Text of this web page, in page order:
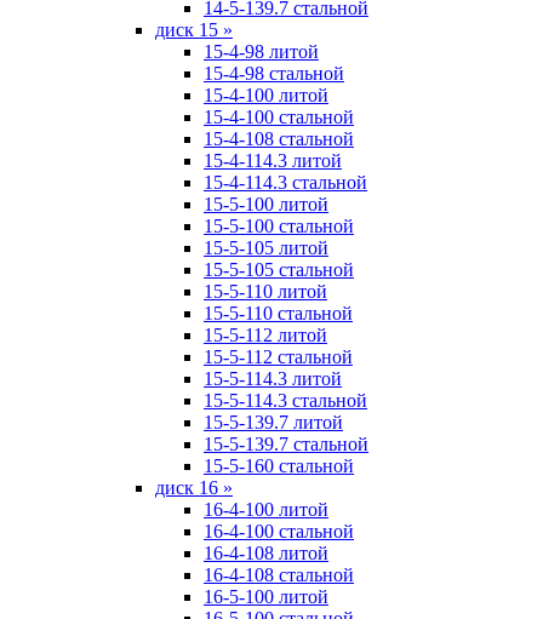
14-5-139.7 стальной
диск 15 »
15-4-98 литой
15-4-98 стальной
15-4-100 литой
15-4-100 стальной
15-4-108 стальной
15-4-114.3 литой
15-4-114.3 стальной
15-5-100 литой
15-5-100 стальной
15-5-105 литой
15-5-105 стальной
15-5-110 литой
15-5-110 стальной
15-5-112 литой
15-5-112 стальной
15-5-114.3 литой
15-5-114.3 стальной
15-5-139.7 литой
15-5-139.7 стальной
15-5-160 стальной
диск 16 »
16-4-100 литой
16-4-100 стальной
16-4-108 литой
16-4-108 стальной
16-5-100 литой